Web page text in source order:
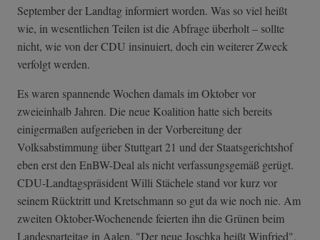
September der Landtag informiert worden. Was so viel heißt
wie, in wesentlichen Teilen ist die Abfrage überholt – sollte
nicht, wie von der CDU insinuiert, doch ein weiterer Zweck
verfolgt werden.
Es waren spannende Wochen damals im Oktober vor
zweieinhalb Jahren. Die neue Koalition hatte sich bereits
einigermaßen aufgerieben in der Vorbereitung der
Volksabstimmung über Stuttgart 21 und der Staatsgerichtshof
eben erst den EnBW-Deal als nicht verfassungsgemäß gerügt.
CDU-Landtagspräsident Willi Stächele stand vor kurz vor
seinem Rücktritt und Kretschmann so gut da wie noch nie. Am
zweiten Oktober-Wochenende feierten ihn die Grünen beim
Landesparteitag in Aalen. "Der neue Joschka heißt Winfried",